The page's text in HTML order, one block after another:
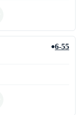
●6-55